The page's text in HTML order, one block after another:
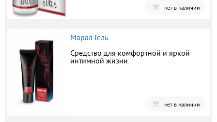
нет в наличии
Марал Гель
Средство для комфортной и яркой
интимной жизни
нет в наличии